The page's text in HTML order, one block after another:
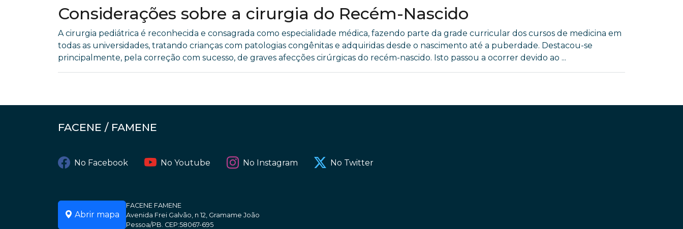
Considerações sobre a cirurgia do Recém-Nascido
A cirurgia pediátrica é reconhecida e consagrada como especialidade médica, fazendo parte da grade curricular dos cursos de medicina em
todas as universidades, tratando crianças com patologias congênitas e adquiridas desde o nascimento até a puberdade. Destacou-se
principalmente, pela correção com sucesso, de graves afecções cirúrgicas do recém-nascido. Isto passou a ocorrer devido ao ...
FACENE / FAMENE
No Facebook No Youtube No Instagram No Twitter
Abrir mapa
FACENE FAMENE
Avenida Frei Galvão, n 12, Gramame João
Pessoa/PB. CEP:58067-695